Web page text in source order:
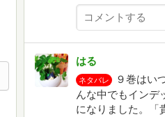
はる
ネタバレ
９巻はい
んな中でもインデ
になりました。「